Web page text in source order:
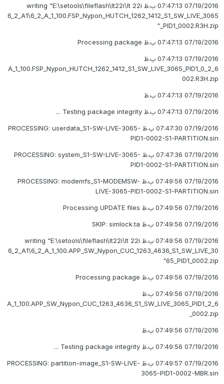
07/19/2016 07:47:13 ب.ظ writing "E:\setools\fileflash\lt22i\lt 22i
6_2_A1\6_2_A_1_100.FSP_Nypon_HUTCH_1262_1412_S1_SW_LIVE_3065
_PID1_0002.R3H.zip"
07/19/2016 07:47:13 ب.ظ Processing package
07/19/2016 07:47:13 ب.ظ
6_2_A_1_100.FSP_Nypon_HUTCH_1262_1412_S1_SW_LIVE_3065_PID1_0
002.R3H.zip
07/19/2016 07:47:13 ب.ظ
07/19/2016 07:47:13 ب.ظ Testing package integrity ...
07/19/2016 07:47:30 ب.ظ PROCESSING: userdata_S1-SW-LIVE-3065-
PID1-0002-S1-PARTITION.sin
07/19/2016 07:47:36 ب.ظ PROCESSING: system_S1-SW-LIVE-3065-
PID1-0002-S1-PARTITION.sin
07/19/2016 07:49:56 ب.ظ PROCESSING: modemfs_S1-MODEMSW-
LIVE-3065-PID1-0002-S1-PARTITION.sin
07/19/2016 07:49:56 ب.ظ Processing UPDATE files
07/19/2016 07:49:56 ب.ظ SKIP: simlock.ta
07/19/2016 07:49:56 ب.ظ writing "E:\setools\fileflash\lt22i\lt 22i
6_2_A1\6_2_A_1_100.APP_SW_Nypon_CUC_1263_4636_S1_SW_LIVE_30
65_PID1_0002.zip"
07/19/2016 07:49:56 ب.ظ Processing package
07/19/2016 07:49:56 ب.ظ
6_2_A_1_100.APP_SW_Nypon_CUC_1263_4636_S1_SW_LIVE_3065_PID1
_0002.zip
07/19/2016 07:49:56 ب.ظ
07/19/2016 07:49:56 ب.ظ Testing package integrity ...
07/19/2016 07:49:57 ب.ظ PROCESSING: partition-image_S1-SW-LIVE-
3065-PID1-0002-MBR.sin